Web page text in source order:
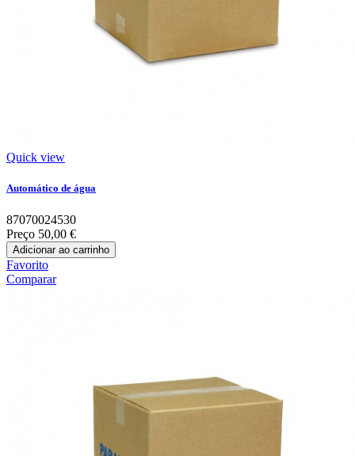
Quick view
Automático de água
87070024530
Preço 50,00 €
Adicionar ao carrinho
Favorito
Comparar